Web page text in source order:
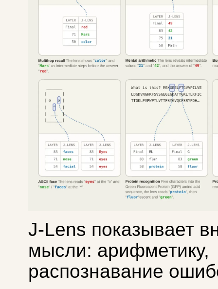
J-Lens показывает
мысли: арифметику,
распознавание